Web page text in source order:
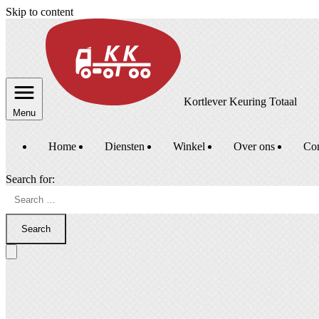
Skip to content
Menu
Kortlever Keuring Totaal
Home Diensten Winkel Over ons
Search for:
Search